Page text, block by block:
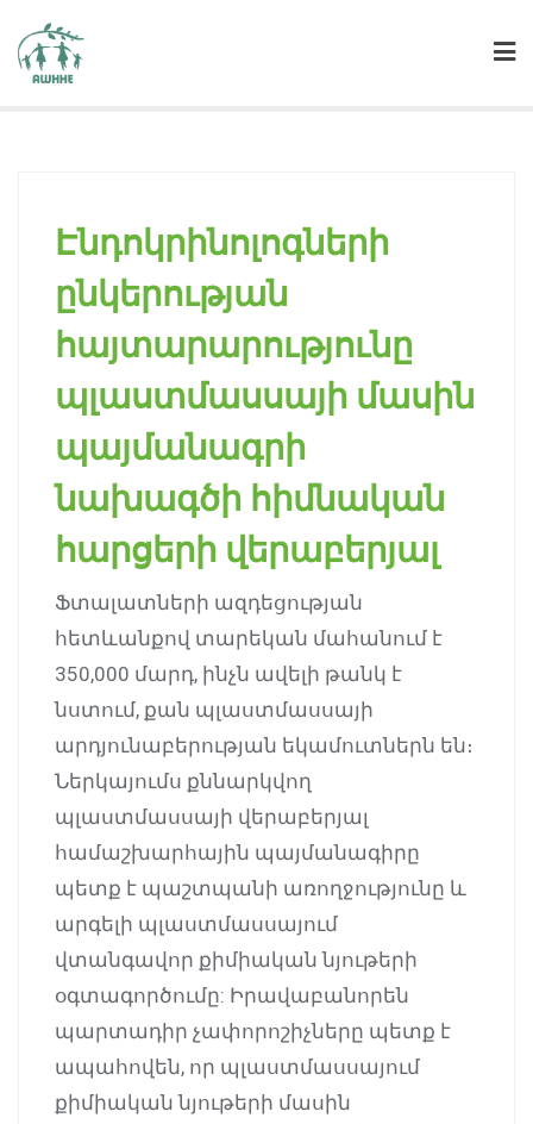
Էնդոկրինոլոգների
ընկերության
հայտարարությունը
պլաստմասսայի մասին
պայմանագրի
նախագծի հիմնական
հարցերի վերաբերյալ
Ֆտալատների ազդեցության
հետևանքով տարեկան մահանում է
350,000 մարդ, ինչն ավելի թանկ է
նստում, քան պլաստմասսայի
արդյունաբերության եկամուտներն են։
Ներկայումս քննարկվող
պլաստմասսայի վերաբերյալ
համաշխարհային պայմանագիրը
պետք է պաշտպանի առողջությունը և
արգելի պլաստմասսայում
վտանգավոր քիմիական նյութերի
օգտագործումը: Իրավաբանորեն
պարտադիր չափորոշիչները պետք է
ապահովեն, որ պլաստմասսայում
քիմիական նյութերի մասին